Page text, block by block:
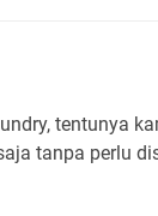
tentunya
tanpa perlu